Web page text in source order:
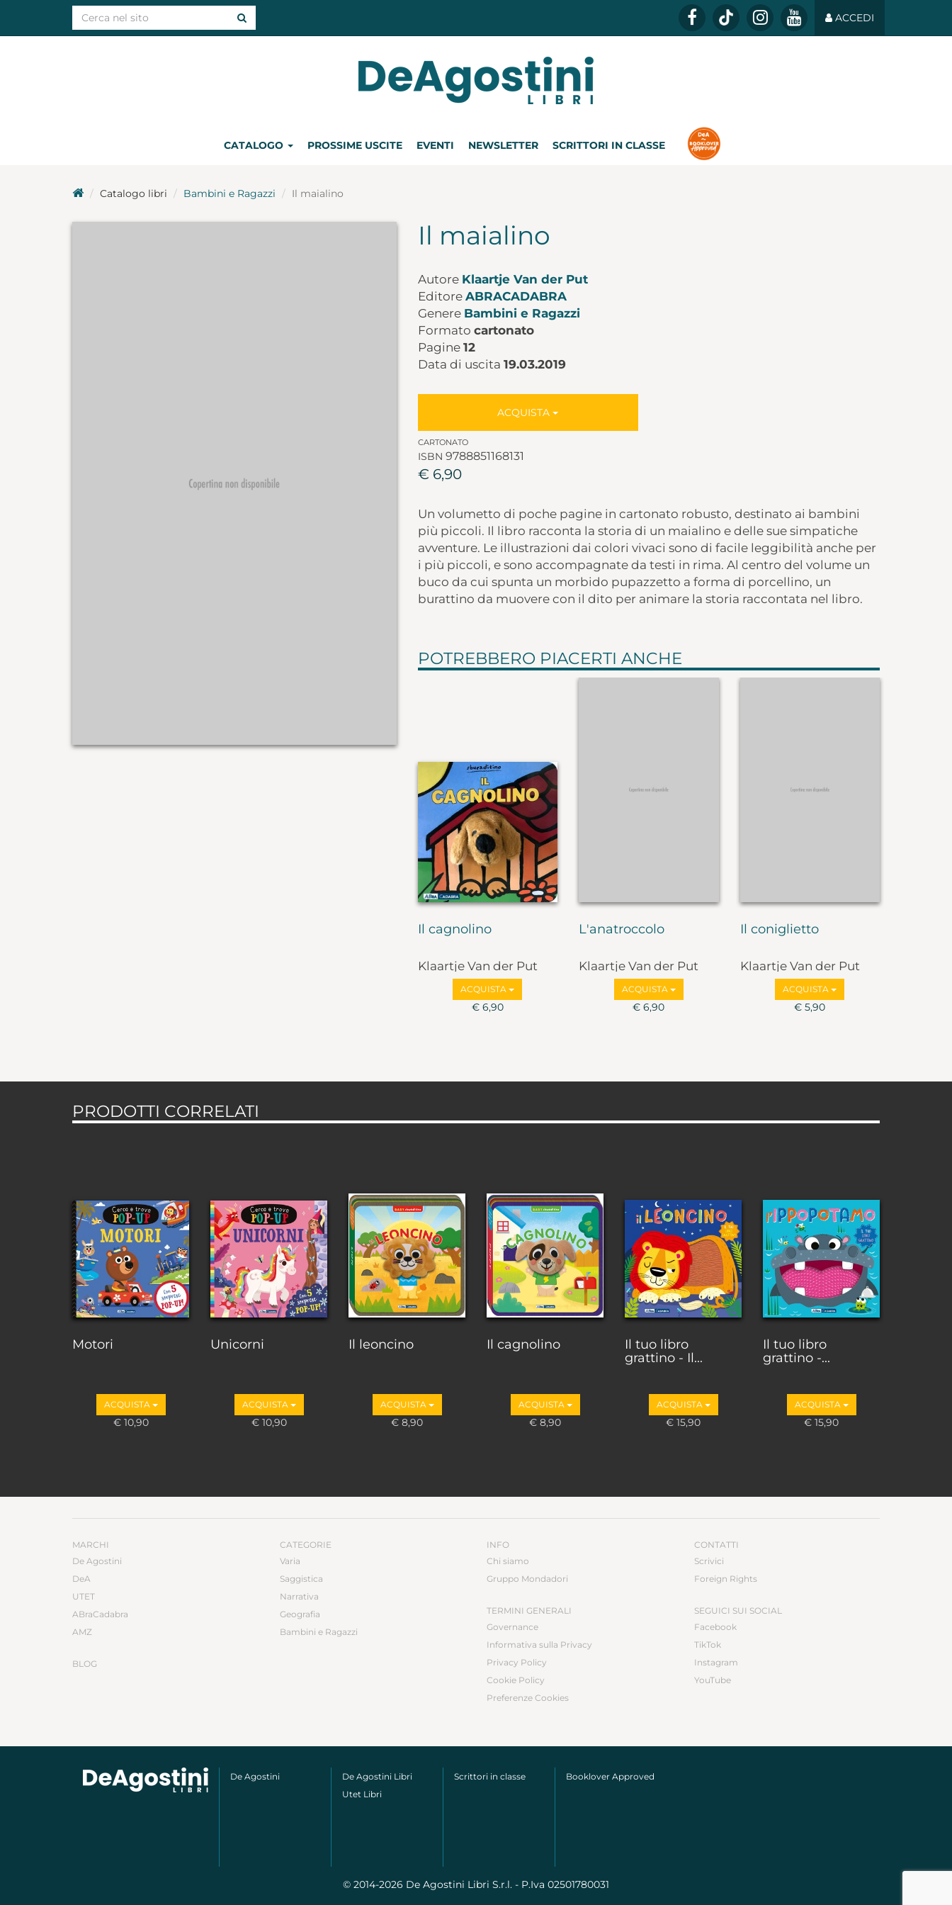
ACCEDI
CATALOGO PROSSIME USCITE EVENTI NEWSLETTER SCRITTORI IN CLASSE
Catalogo libri Bambini e Ragazzi Il maialino
Il maialino
Autore Klaartje Van der Put
Editore ABRACADABRA
Genere Bambini e Ragazzi
Formato cartonato
Pagine 12
Data di uscita 19.03.2019
ACQUISTA
CARTONATO
ISBN 9788851168131
€ 6,90
Un volumetto di poche pagine in cartonato robusto, destinato ai bambini
più piccoli. Il libro racconta la storia di un maialino e delle sue simpatiche
avventure. Le illustrazioni dai colori vivaci sono di facile leggibilità anche per
i più piccoli, e sono accompagnate da testi in rima. Al centro del volume un
buco da cui spunta un morbido pupazzetto a forma di porcellino, un
burattino da muovere con il dito per animare la storia raccontata nel libro.
POTREBBERO PIACERTI ANCHE
Il cagnolino
Klaartje Van der Put
ACQUISTA
€ 6,90
L'anatroccolo
Klaartje Van der Put
ACQUISTA
€ 6,90
Il coniglietto
Klaartje Van der Put
ACQUISTA
€ 5,90
PRODOTTI CORRELATI
Motori
ACQUISTA
€ 10,90
Unicorni
ACQUISTA
€ 10,90
Il leoncino
ACQUISTA
€ 8,90
Il cagnolino
ACQUISTA
€ 8,90
Il tuo libro
grattino - Il...
ACQUISTA
€ 15,90
Il tuo libro
grattino -...
ACQUISTA
€ 15,90
MARCHI
De Agostini
DeA
UTET
ABraCadabra
AMZ
BLOG
CATEGORIE
Varia
Saggistica
Narrativa
Geografia
Bambini e Ragazzi
INFO
Chi siamo
Gruppo Mondadori
TERMINI GENERALI
Governance
Informativa sulla Privacy
Privacy Policy
Cookie Policy
Preferenze Cookies
CONTATTI
Scrivici
Foreign Rights
SEGUICI SUI SOCIAL
Facebook
TikTok
Instagram
YouTube
De Agostini
De Agostini Libri
Utet Libri
Scrittori in classe Booklover Approved
© 2014-2026 De Agostini Libri S.r.l. - P.Iva 02501780031